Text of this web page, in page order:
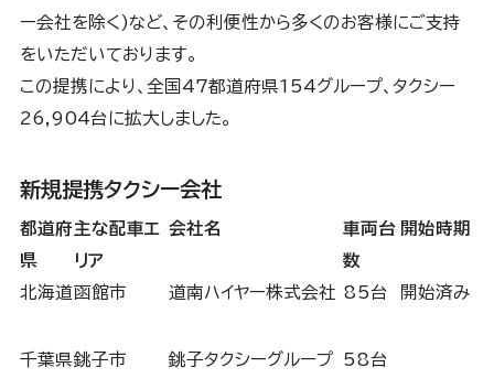
ー会社を除く)など、その利便性から多くのお客様にご支持
をいただいております。
この提携により、全国47都道府県154グループ、タクシー
26,904台に拡大しました。
新規提携タクシー会社
都道府
県
主な配車エ
リア
会社名
車両台
数
開始時期
北海道函館市 道南ハイヤー株式会社 85台 開始済み
千葉県銚子市 銚子タクシーグループ 58台